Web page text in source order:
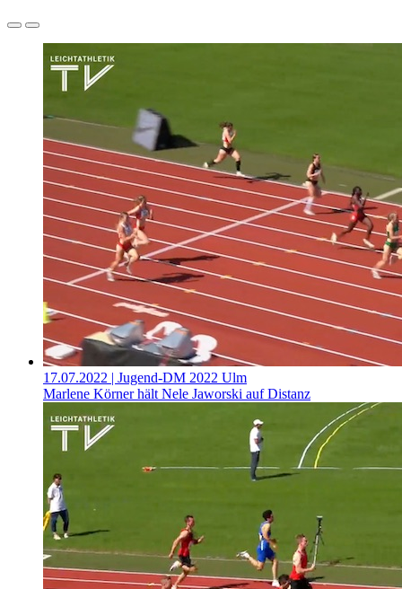
17.07.2022 | Jugend-DM 2022 Ulm
Marlene Körner hält Nele Jaworski auf Distanz